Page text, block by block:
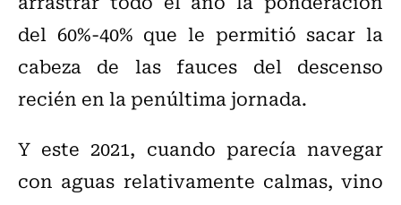
del 60%-40% que le permitió sacar la
cabeza de las fauces del descenso
recién en la penúltima jornada.
Y este 2021, cuando parecía navegar
con aguas relativamente calmas, vino